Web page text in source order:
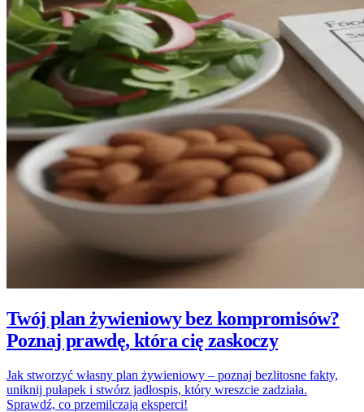
Twój plan żywieniowy bez kompromisów?
Poznaj prawdę, która cię zaskoczy
Jak stworzyć własny plan żywieniowy – poznaj bezlitosne fakty,
uniknij pułapek i stwórz jadłospis, który wreszcie zadziała.
Sprawdź, co przemilczają eksperci!